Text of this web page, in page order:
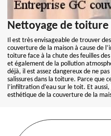
Nettoyage de toiture
Il est très envisageable de trouver
couverture de la maison à cause de
toiture face à la chute des feuilles
et également de la pollution
déjà, il est assez dangereux de ne
salissures dans la toiture. Parce que
l’infiltration d’eau sur le toit. Et
esthétique de la couverture de la